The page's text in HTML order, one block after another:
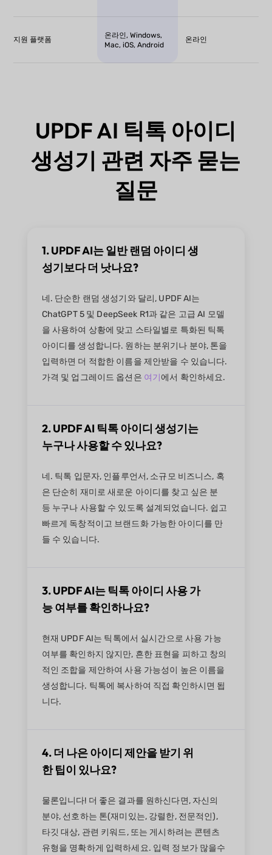
지원 플랫폼
온라인, Windows,
Mac, iOS, Android
온라인
UPDF AI 틱톡 아이디
생성기 관련 자주 묻는
질문
1. UPDF AI는 일반 랜덤 아이디 생
성기보다 더 낫나요?
네. 단순한 랜덤 생성기와 달리, UPDF AI는
ChatGPT 5 및 DeepSeek R1과 같은 고급 AI 모델
을 사용하여 상황에 맞고 스타일별로 특화된 틱톡
아이디를 생성합니다. 원하는 분위기나 분야, 톤을
입력하면 더 적합한 이름을 제안받을 수 있습니다.
가격 및 업그레이드 옵션은 여기에서 확인하세요.
2. UPDF AI 틱톡 아이디 생성기는
누구나 사용할 수 있나요?
네. 틱톡 입문자, 인플루언서, 소규모 비즈니스, 혹
은 단순히 재미로 새로운 아이디를 찾고 싶은 분
등 누구나 사용할 수 있도록 설계되었습니다. 쉽고
빠르게 독창적이고 브랜드화 가능한 아이디를 만
들 수 있습니다.
3. UPDF AI는 틱톡 아이디 사용 가
능 여부를 확인하나요?
현재 UPDF AI는 틱톡에서 실시간으로 사용 가능
여부를 확인하지 않지만, 흔한 표현을 피하고 창의
적인 조합을 제안하여 사용 가능성이 높은 이름을
생성합니다. 틱톡에 복사하여 직접 확인하시면 됩
니다.
4. 더 나은 아이디 제안을 받기 위
한 팁이 있나요?
물론입니다! 더 좋은 결과를 원하신다면, 자신의
분야, 선호하는 톤(재미있는, 강렬한, 전문적인),
타깃 대상, 관련 키워드, 또는 게시하려는 콘텐츠
유형을 명확하게 입력하세요. 입력 정보가 많을수